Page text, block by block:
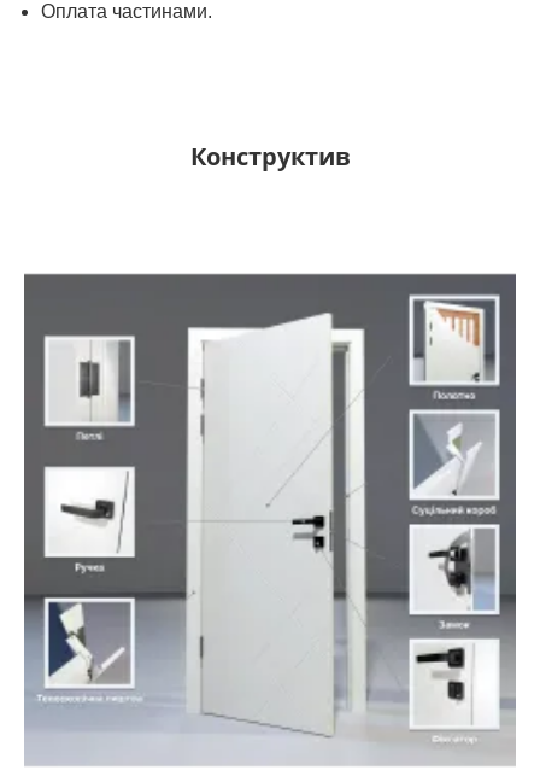
Оплата частинами.
Конструктив